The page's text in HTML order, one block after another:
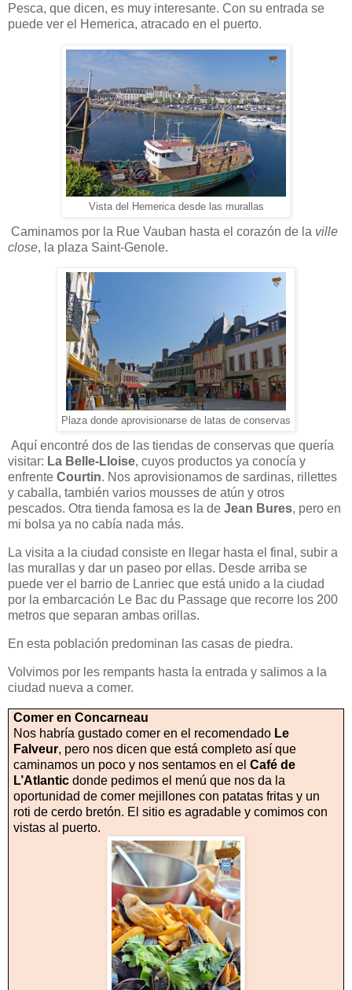
Pesca, que dicen, es muy interesante. Con su entrada se
puede ver el Hemerica, atracado en el puerto.
Vista del Hemerica desde las murallas
Caminamos por la Rue Vauban hasta el corazón de la ville
close, la plaza Saint-Genole.
Plaza donde aprovisionarse de latas de conservas
Aquí encontré dos de las tiendas de conservas que quería
visitar: La Belle-Lloise, cuyos productos ya conocía y
enfrente Courtin. Nos aprovisionamos de sardinas, rillettes
y caballa, también varios mousses de atún y otros
pescados. Otra tienda famosa es la de Jean Bures, pero en
mi bolsa ya no cabía nada más.
La visita a la ciudad consiste en llegar hasta el final, subir a
las murallas y dar un paseo por ellas. Desde arriba se
puede ver el barrio de Lanriec que está unido a la ciudad
por la embarcación Le Bac du Passage que recorre los 200
metros que separan ambas orillas.
En esta población predominan las casas de piedra.
Volvimos por les rempants hasta la entrada y salimos a la
ciudad nueva a comer.
Comer en Concarneau
Nos habría gustado comer en el recomendado Le
Falveur, pero nos dicen que está completo así que
caminamos un poco y nos sentamos en el Café de
L’Atlanticdonde pedimos el menú que nos da la
oportunidad de comer mejillones con patatas fritas y un
roti de cerdo bretón. El sitio es agradable y comimos con
vistas al puerto.